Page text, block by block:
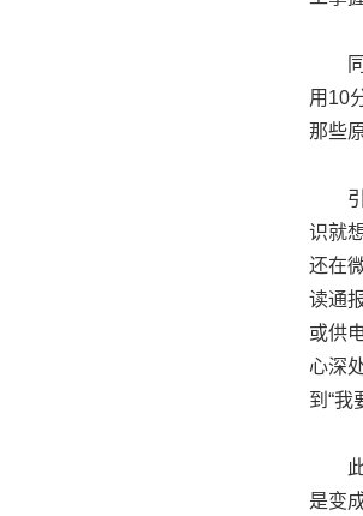
同时
用10
那些
引入
识就
还在
读通
或供
心深
到“我
此外
是变